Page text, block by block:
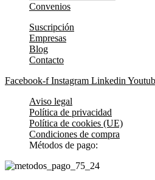
Convenios
Suscripción
Empresas
Blog
Contacto
Facebook-f Instagram Linkedin
Aviso legal
Política de privacidad
Política de cookies (UE)
Condiciones de compra
Métodos de pago: